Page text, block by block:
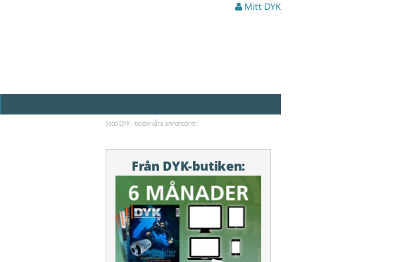
Mitt DYK
Stöd DYK - besök våra annonsörer:
Från DYK-butiken: